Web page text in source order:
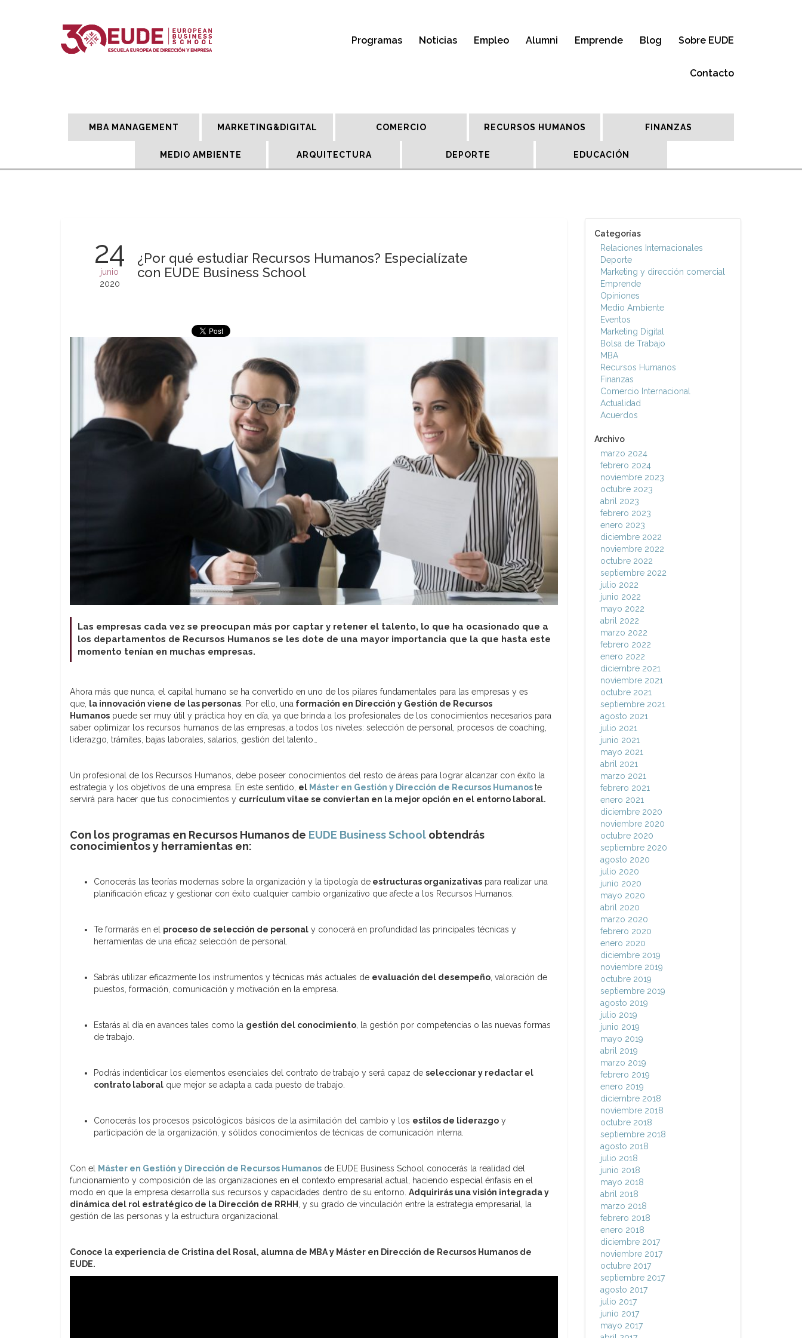
Programas Noticias Empleo Alumni Emprende Blog Sobre EUDE
Contacto
MBA MANAGEMENT MARKETING&DIGITAL COMERCIO RECURSOS HUMANOS FINANZAS
MEDIO AMBIENTE ARQUITECTURA DEPORTE EDUCACIÓN
24
junio
2020
¿Por qué estudiar Recursos Humanos? Especialízate
con EUDE Business School
Las empresas cada vez se preocupan más por captar y retener el talento, lo que ha ocasionado que a
los departamentos de Recursos Humanos se les dote de una mayor importancia que la que hasta este
momento tenían en muchas empresas.
Ahora más que nunca, el capital humano se ha convertido en uno de los pilares fundamentales para las empresas y es
que,
la innovación viene de las personas . Por ello, una formación en Dirección y Gestión de Recursos
Humanos puede ser muy útil y práctica hoy en día, ya que brinda a los profesionales de los conocimientos necesarios para
saber optimizar los recursos humanos de las empresas, a todos los niveles: selección de personal, procesos de coaching,
liderazgo, trámites, bajas laborales, salarios, gestión del talento…
Un profesional de los Recursos Humanos, debe poseer conocimientos del resto de áreas para lograr alcanzar con éxito la
estrategia y los objetivos de una empresa. En este sentido, el Máster en Gestión y Dirección de Recursos Humanoste
servirá para hacer que tus conocimientos y currículum vitae se conviertan en la mejor opción en el entorno laboral.
Con los programas en Recursos Humanos de EUDE Business School obtendrás
conocimientos y herramientas en:
Conocerás las teorías modernas sobre la organización y la tipología de estructuras organizativas para realizar una
planificación eficaz y gestionar con éxito cualquier cambio organizativo que afecte a los Recursos Humanos.
Te formarás en el proceso de selección de personal y conocerá en profundidad las principales técnicas y
herramientas de una eficaz selección de personal.
Sabrás utilizar eficazmente los instrumentos y técnicas más actuales de evaluación del desempeño , valoración de
puestos, formación, comunicación y motivación en la empresa.
Estarás al día en avances tales como la gestión del conocimiento , la gestión por competencias o las nuevas formas
de trabajo.
Podrás indentidicar los elementos esenciales del contrato de trabajo y será capaz de seleccionar y redactar el
contrato laboral que mejor se adapta a cada puesto de trabajo.
Conocerás los procesos psicológicos básicos de la asimilación del cambio y los estilos de liderazgo y
participación de la organización, y sólidos conocimientos de técnicas de comunicación interna.
Con el Máster en Gestión y Dirección de Recursos Humanos de EUDE Business School conocerás la realidad del
funcionamiento y composición de las organizaciones en el contexto empresarial actual, haciendo especial énfasis en el
modo en que la empresa desarrolla sus recursos y capacidades dentro de su entorno. Adquirirás una visión integrada y
dinámica del rol estratégico de la Dirección de RRHH
, y su grado de vinculación entre la estrategia empresarial, la
gestión de las personas y la estructura organizacional.
Conoce la experiencia de Cristina del Rosal, alumna de MBA y Máster en Dirección de Recursos Humanos de
EUDE.
Categorías
Relaciones Internacionales
Deporte
Marketing y dirección comercial
Emprende
Opiniones
Medio Ambiente
Eventos
Marketing Digital
Bolsa de Trabajo
MBA
Recursos Humanos
Finanzas
Comercio Internacional
Actualidad
Acuerdos
Archivo
marzo 2024
febrero 2024
noviembre 2023
octubre 2023
abril 2023
febrero 2023
enero 2023
diciembre 2022
noviembre 2022
octubre 2022
septiembre 2022
julio 2022
junio 2022
mayo 2022
abril 2022
marzo 2022
febrero 2022
enero 2022
diciembre 2021
noviembre 2021
octubre 2021
septiembre 2021
agosto 2021
julio 2021
junio 2021
mayo 2021
abril 2021
marzo 2021
febrero 2021
enero 2021
diciembre 2020
noviembre 2020
octubre 2020
septiembre 2020
agosto 2020
julio 2020
junio 2020
mayo 2020
abril 2020
marzo 2020
febrero 2020
enero 2020
diciembre 2019
noviembre 2019
octubre 2019
septiembre 2019
agosto 2019
julio 2019
junio 2019
mayo 2019
abril 2019
marzo 2019
febrero 2019
enero 2019
diciembre 2018
noviembre 2018
octubre 2018
septiembre 2018
agosto 2018
julio 2018
junio 2018
mayo 2018
abril 2018
marzo 2018
febrero 2018
enero 2018
diciembre 2017
noviembre 2017
octubre 2017
septiembre 2017
agosto 2017
julio 2017
junio 2017
mayo 2017